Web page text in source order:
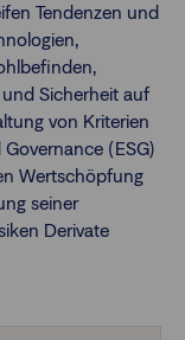
Tendenzen und
Sicherheit auf
von Kriterien
(ESG)
Wertschöpfung
seiner
Derivate